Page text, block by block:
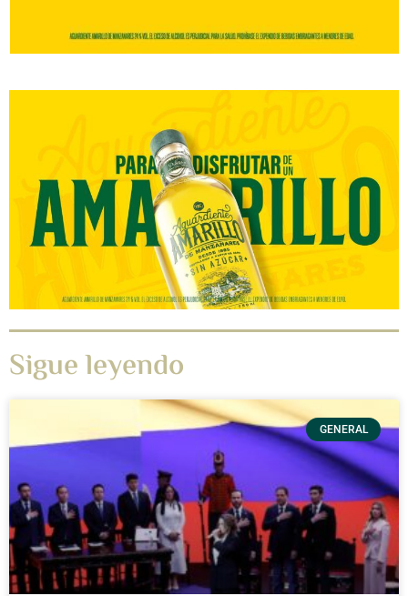
Sigue leyendo
GENERAL